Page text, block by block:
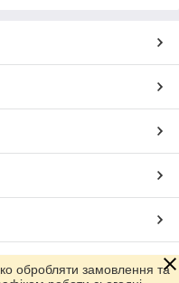
обробляти замовлення та